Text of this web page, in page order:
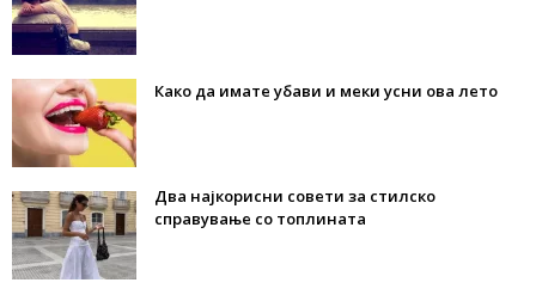
Како да имате убави и меки усни ова лето
Два најкорисни совети за стилско
справување со топлината